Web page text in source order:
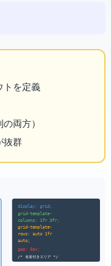
ウトを定義
の両方）
抜群
display: grid;
grid-template-
columns: 1fr 3fr;
grid-template-
rows: auto 1fr
auto;
gap: 5px;
/* 名前付きエリア */